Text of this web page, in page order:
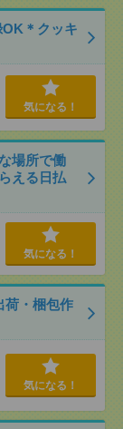
＊クッキ
気になる！
場所で働
える日払
気になる！
荷・梱包作
気になる！